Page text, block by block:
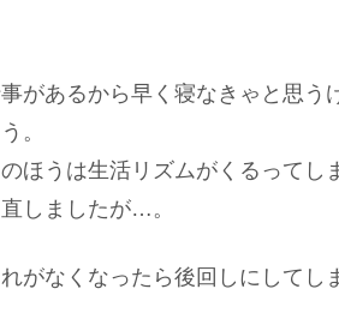
があるから早く寝なきゃと思う
。
ほうは生活リズムがくるってし
しましたが…。
がなくなったら後回しにしてし